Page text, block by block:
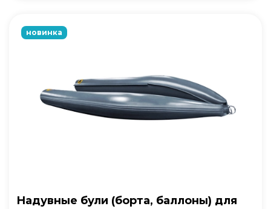
новинка
Надувные були (борта, баллоны) для